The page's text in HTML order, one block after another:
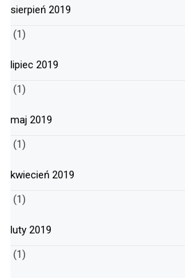
sierpień 2019
(1)
lipiec 2019
(1)
maj 2019
(1)
kwiecień 2019
(1)
luty 2019
(1)